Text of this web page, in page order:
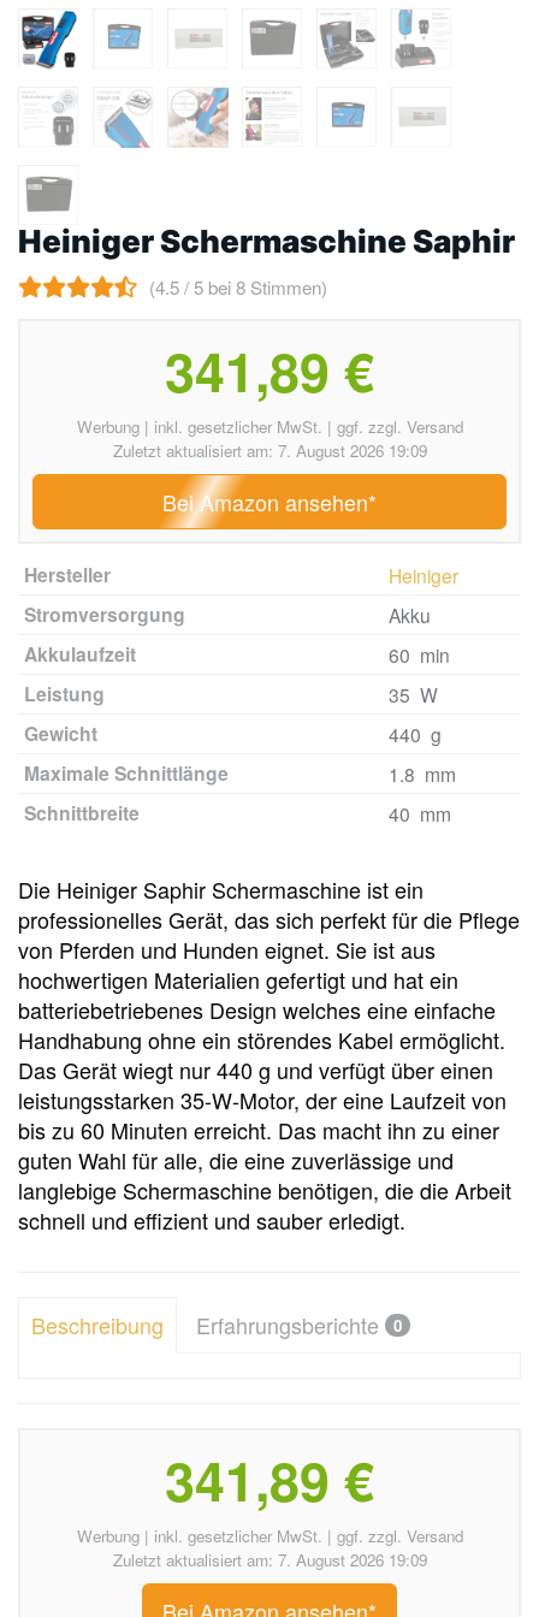
Heiniger Schermaschine Saphir
(4.5 / 5 bei 8 Stimmen)
341,89 €
Werbung | inkl. gesetzlicher MwSt. | ggf. zzgl. Versand
Zuletzt aktualisiert am: 7. August 2026 19:09
Bei Amazon ansehen*
Hersteller Heiniger
Stromversorgung Akku
Akkulaufzeit 60 min
Leistung 35 W
Gewicht 440 g
Maximale Schnittlänge 1.8 mm
Schnittbreite 40 mm
Die Heiniger Saphir Schermaschine ist ein
professionelles Gerät, das sich perfekt für die Pflege
von Pferden und Hunden eignet. Sie ist aus
hochwertigen Materialien gefertigt und hat ein
batteriebetriebenes Design welches eine einfache
Handhabung ohne ein störendes Kabel ermöglicht.
Das Gerät wiegt nur 440 g und verfügt über einen
leistungsstarken 35-W-Motor, der eine Laufzeit von
bis zu 60 Minuten erreicht. Das macht ihn zu einer
guten Wahl für alle, die eine zuverlässige und
langlebige Schermaschine benötigen, die die Arbeit
schnell und effizient und sauber erledigt.
Beschreibung Erfahrungsberichte 0
341,89 €
Werbung | inkl. gesetzlicher MwSt. | ggf. zzgl. Versand
Zuletzt aktualisiert am: 7. August 2026 19:09